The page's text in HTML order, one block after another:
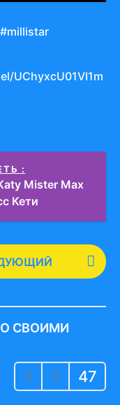
UChyxcU01VI1m
:
Mister Max
Кети
СВОИМИ
47